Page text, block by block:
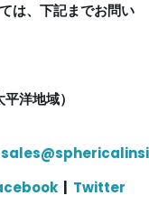
は、下記までお問い
洋地域）
Twitter